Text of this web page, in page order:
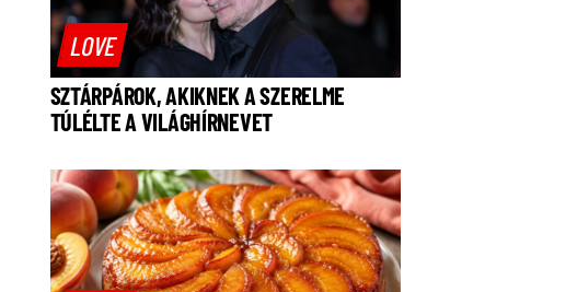
LOVE
SZTÁRPÁROK, AKIKNEK A SZERELME
TÚLÉLTE A VILÁGHÍRNEVET